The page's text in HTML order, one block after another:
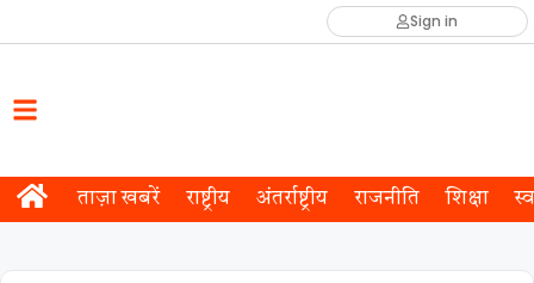
Sign in
ताज़ा खबरें राष्ट्रीय अंतर्राष्ट्रीय राजनीति शिक्षा